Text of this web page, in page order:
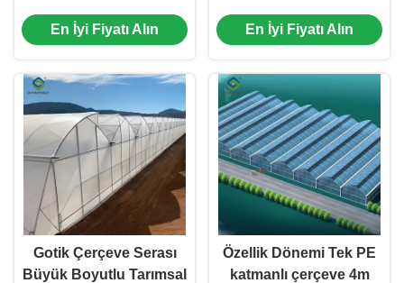
Kurulum
En İyi Fiyatı Alın
6.0~12.0m Span
En İyi Fiyatı Alın
Gotik Çerçeve Serası
Büyük Boyutlu Tarımsal
Özellik Dönemi Tek PE
katmanlı çerçeve 4m